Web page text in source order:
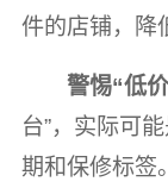
件的店铺，降
警惕“低
台”，实际可
期和保修标签。